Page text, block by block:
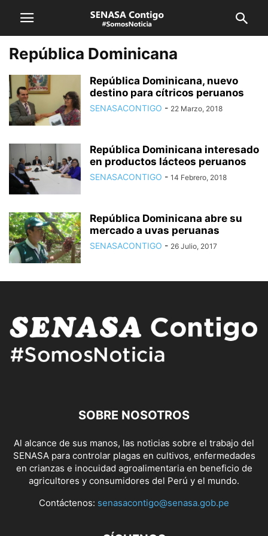
República Dominicana
República Dominicana, nuevo
destino para cítricos peruanos
SENASACONTIGO - 22 Marzo, 2018
República Dominicana interesado
en productos lácteos peruanos
SENASACONTIGO - 14 Febrero, 2018
República Dominicana abre su
mercado a uvas peruanas
SENASACONTIGO - 26 Julio, 2017
SOBRE NOSOTROS
Al alcance de sus manos, las noticias sobre el trabajo del
SENASA para controlar plagas en cultivos, enfermedades
en crianzas e inocuidad agroalimentaria en beneficio de
agricultores y consumidores del Perú y el mundo.
Contáctenos: senasacontigo@senasa.gob.pe